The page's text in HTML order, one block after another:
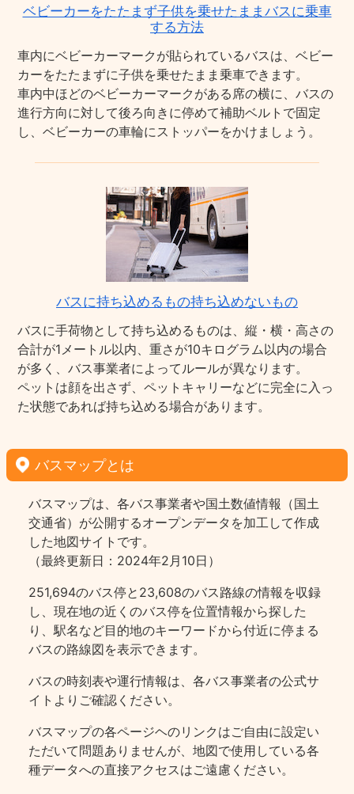
ベビーカーをたたまず子供を乗せたままバスに乗車
する方法
車内にベビーカーマークが貼られているバスは、ベビー
カーをたたまずに子供を乗せたまま乗車できます。
車内中ほどのベビーカーマークがある席の横に、バスの
進行方向に対して後ろ向きに停めて補助ベルトで固定
し、ベビーカーの車輪にストッパーをかけましょう。
バスに持ち込めるもの持ち込めないもの
バスに手荷物として持ち込めるものは、縦・横・高さの
合計が1メートル以内、重さが10キログラム以内の場合
が多く、バス事業者によってルールが異なります。
ペットは顔を出さず、ペットキャリーなどに完全に入っ
た状態であれば持ち込める場合があります。
バスマップとは
バスマップは、各バス事業者や国土数値情報（国土
交通省）が公開するオープンデータを加工して作成
した地図サイトです。
（最終更新日：2024年2月10日）
251,694のバス停と23,608のバス路線の情報を収録
し、現在地の近くのバス停を位置情報から探した
り、駅名など目的地のキーワードから付近に停まる
バスの路線図を表示できます。
バスの時刻表や運行情報は、各バス事業者の公式サ
イトよりご確認ください。
バスマップの各ページヘのリンクはご自由に設定い
ただいて問題ありませんが、地図で使用している各
種データへの直接アクセスはご遠慮ください。